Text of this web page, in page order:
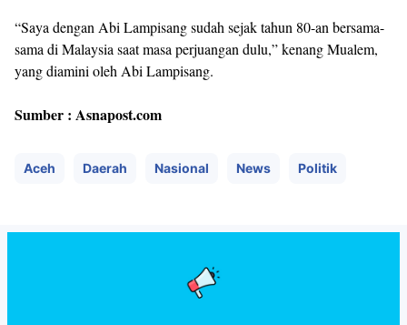
“Saya dengan Abi Lampisang sudah sejak tahun 80-an bersama-
sama di Malaysia saat masa perjuangan dulu,” kenang Mualem,
yang diamini oleh Abi Lampisang.
Sumber : Asnapost.com
Aceh Daerah Nasional News Politik